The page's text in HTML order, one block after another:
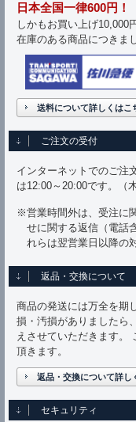
日本全国一律600円！
しかもお買い上げ10,000
在庫のある商品につきま
送料について詳しくはこ
ご注文の受付
インターネットでのご注
は12:00～20:00です。（
※営業時間外は、受注に
せに関する返信（電話
れらは翌営業日以降の
返品・交換について
商品の発送には万全を期
損・汚損がありましたら、
えさせていただきます。
頂きます。
返品・交換について詳し
セキュリティ